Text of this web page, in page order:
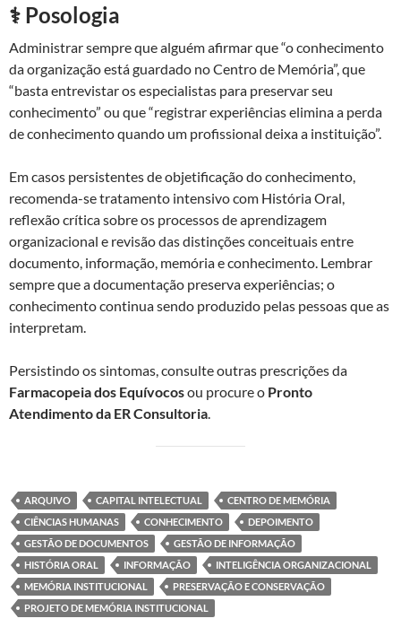
⚕️ Posologia
Administrar sempre que alguém afirmar que “o conhecimento
da organização está guardado no Centro de Memória”, que
“basta entrevistar os especialistas para preservar seu
conhecimento” ou que “registrar experiências elimina a perda
de conhecimento quando um profissional deixa a instituição”.
Em casos persistentes de objetificação do conhecimento,
recomenda-se tratamento intensivo com História Oral,
reflexão crítica sobre os processos de aprendizagem
organizacional e revisão das distinções conceituais entre
documento, informação, memória e conhecimento. Lembrar
sempre que a documentação preserva experiências; o
conhecimento continua sendo produzido pelas pessoas que as
interpretam.
Persistindo os sintomas, consulte outras prescrições da
Farmacopeia dos Equívocosou procure o Pronto
Atendimento da ER Consultoria
ARQUIVO CAPITAL INTELECTUAL
CENTRO DE MEMÓRIA
CIÊNCIAS HUMANAS
CONHECIMENTO
DEPOIMENTO
GESTÃO DE DOCUMENTOS
GESTÃO DE INFORMAÇÃO
HISTÓRIA ORAL
INFORMAÇÃO
INTELIGÊNCIA ORGANIZACIONAL
MEMÓRIA INSTITUCIONAL
PRESERVAÇÃO E CONSERVAÇÃO
PROJETO DE MEMÓRIA INSTITUCIONAL